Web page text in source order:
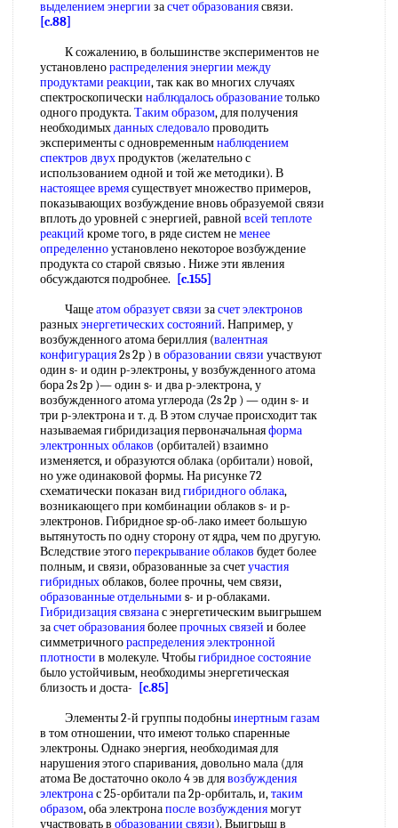
выделением энергии засчет образованиясвязи.
[c.88]
К сожалению, в большинстве экспериментов не
установленораспределения энергии между
продуктами реакции, так как во многих случаях
спектроскопически наблюдалось образованиетолько
одного продукта. Таким образом, для получения
необходимыхданных следовалопроводить
эксперименты с одновременнымнаблюдением
спектров двухпродуктов (желательно с
использованием одной и той же методики). В
настоящее времясуществует множество примеров,
показывающих возбуждение вновь образуемой связи
вплоть до уровней с энергией, равной всей теплоте
реакций кроме того, в ряде систем неменее
определенноустановлено некоторое возбуждение
продукта со старой связью . Ниже эти явления
обсуждаются подробнее.
[c.155]
Чащеатом образует связи засчет электронов
разныхэнергетических состояний. Например, у
возбужденного атома бериллия (валентная
конфигурация2s 2p ) в образовании связи участвуют
один s- и один р-электроны, у возбужденного атома
бора 2s 2p )— один s- и два р-электрона, у
возбужденного атома углерода (2s 2p ) — один s- и
три р-электрона и т. д. В этом случае происходит так
называемая гибридизация первоначальнаяформа
электронных облаков (орбиталей) взаимно
изменяется, и образуются облака (орбитали) новой,
но уже одинаковой формы. На рисунке 72
схематически показан видгибридного облака,
возникающего при комбинации облаков s- и р-
электронов. Гибридное sp-об-лако имеет большую
вытянутость по одну сторону от ядра, чем по другую.
Вследствие этогоперекрывание облаков будет более
полным, и связи, образованные за счетучастия
гибридныхоблаков, более прочны, чем связи,
образованные отдельными s- и р-облаками.
Гибридизация связанас энергетическим выигрышем
засчет образованияболеепрочных связей и более
симметричногораспределения электронной
плотности в молекуле. Чтобыгибридное состояние
было устойчивым, необходимы энергетическая
близость и доста-
[c.85]
Элементы 2-й группы подобныинертным газам
в том отношении, что имеют только спаренные
электроны. Однако энергия, необходимая для
нарушения этого спаривания, довольно мала (для
атома Ве достаточно около 4 эв длявозбуждения
электронас 25-орбитали па 2р-орбиталь, и,таким
образом, оба электронапосле возбуждениямогут
участвовать в образовании связи). Выигрыш в